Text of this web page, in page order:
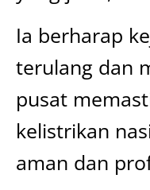
Ia berharap
terulang dan
pusat
kelistrikan
aman dan